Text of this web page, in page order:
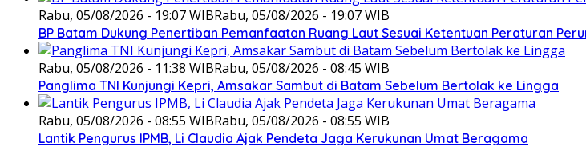
Rabu, 05/08/2026 - 19:07 WIBRabu, 05/08/2026 - 19:07 WIB
BP Batam Dukung Penertiban Pemanfaatan Ruang Laut Sesuai Ketentuan Peraturan
Rabu, 05/08/2026 - 11:38 WIBRabu, 05/08/2026 - 08:45 WIB
Panglima TNI Kunjungi Kepri, Amsakar Sambut di Batam Sebelum Bertolak ke Lingga
Rabu, 05/08/2026 - 08:55 WIBRabu, 05/08/2026 - 08:55 WIB
Lantik Pengurus IPMB, Li Claudia Ajak Pendeta Jaga Kerukunan Umat Beragama